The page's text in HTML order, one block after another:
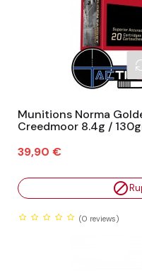
Munitions Norma
Creedmoor 8.4g /
Prix
39,90 €

(0 reviews)